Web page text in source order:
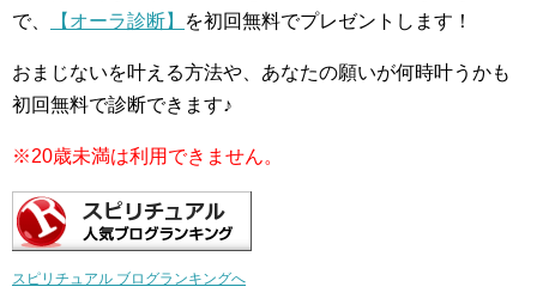
で、
【オーラ診断】 を初回無料でプレゼントします！
おまじないを叶える方法や、あなたの願いが何時叶うかも
初回無料で診断できます♪
※20歳未満は利用できません。
スピリチュアル ブログランキングへ